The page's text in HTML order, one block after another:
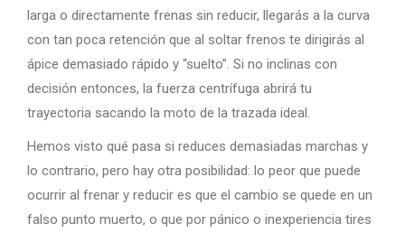
larga o directamente frenas sin reducir, llegarás a la curva
con tan poca retención que al soltar frenos te dirigirás al
ápice demasiado rápido y “suelto”. Si no inclinas con
decisión entonces, la fuerza centrífuga abrirá tu
trayectoria sacando la moto de la trazada ideal.
Hemos visto qué pasa si reduces demasiadas marchas y
lo contrario, pero hay otra posibilidad: lo peor que puede
ocurrir al frenar y reducir es que el cambio se quede en un
falso punto muerto, o que por pánico o inexperiencia tires